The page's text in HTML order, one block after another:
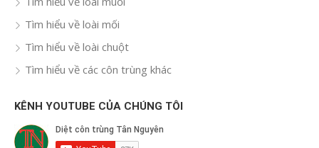
Tìm hiểu về loài mối
Tìm hiểu về loài chuột
Tìm hiểu về các côn trùng khác
KÊNH YOUTUBE CỦA CHÚNG TÔI